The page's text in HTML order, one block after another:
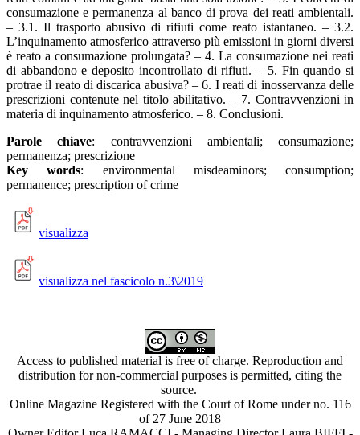
consumazione e permanenza al banco di prova dei reati ambientali.
– 3.1. Il trasporto abusivo di rifiuti come reato istantaneo. – 3.2.
L’inquinamento atmosferico attraverso più emissioni in giorni diversi
è reato a consumazione prolungata? – 4. La consumazione nei reati
di abbandono e deposito incontrollato di rifiuti. – 5. Fin quando si
protrae il reato di discarica abusiva? – 6. I reati di inosservanza delle
prescrizioni contenute nel titolo abilitativo. – 7. Contravvenzioni in
materia di inquinamento atmosferico. – 8. Conclusioni.
Parole chiave: contravvenzioni ambientali; consumazione;
permanenza; prescrizione
Key words: environmental misdeaminors; consumption;
permanence; prescription of crime
visualizza
visualizza nel fascicolo n.3\2019
Access to published material is free of charge. Reproduction and
distribution for non-commercial purposes is permitted, citing the
source.
Online Magazine Registered with the Court of Rome under no. 116
of 27 June 2018